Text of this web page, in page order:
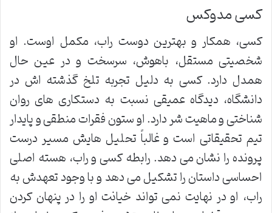
کسی مدوکس
کسی، همکار و بهترین دوست راب، مکمل اوست. او
شخصیتی مستقل، باهوش، سرسخت و در عین حال
همدل دارد. کسی به دلیل تجربه تلخ گذشته اش در
دانشگاه، دیدگاه عمیقی نسبت به دستکاری های روان
شناختی و ماهیت شر دارد. او ستون فقرات منطقی و پایدار
تیم تحقیقاتی است و غالباً تحلیل هایش مسیر درست
پرونده را نشان می دهد. رابطه کسی و راب، هسته اصلی
احساسی داستان را تشکیل می دهد و با وجود تعهدش به
راب، او در نهایت نمی تواند خیانت او را در پنهان کردن